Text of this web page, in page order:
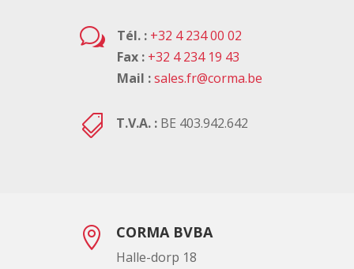
w Tél. : +32 4 234 00 02
Fax : +32 4 234 19 43
Mail :sales.fr@corma.be
 T.V.A. : BE 403.942.642
 CORMA BVBA
Halle-dorp 18